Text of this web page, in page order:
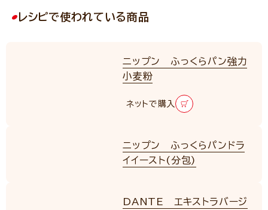
レシピで使われている商品
ニップン ふっくらパン強力
小麦粉
ネットで購入
ニップン ふっくらパンドラ
イイースト(分包)
DANTE エキストラバージ